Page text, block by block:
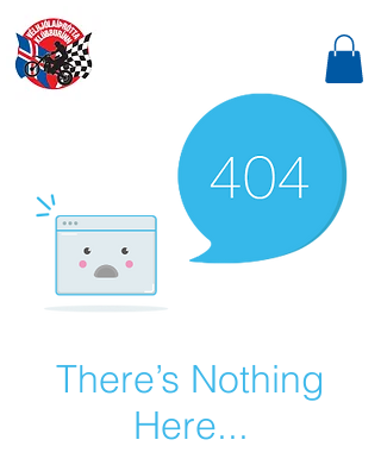
There’s Nothing
Here...